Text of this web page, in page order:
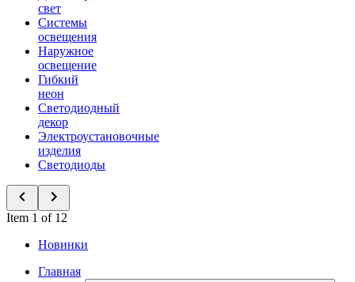
свет
Системы
освещения
Наружное
освещение
Гибкий
неон
Светодиодный
декор
Электроустановочные
изделия
Светодиоды
Item 1 of 12
Новинки
Главная